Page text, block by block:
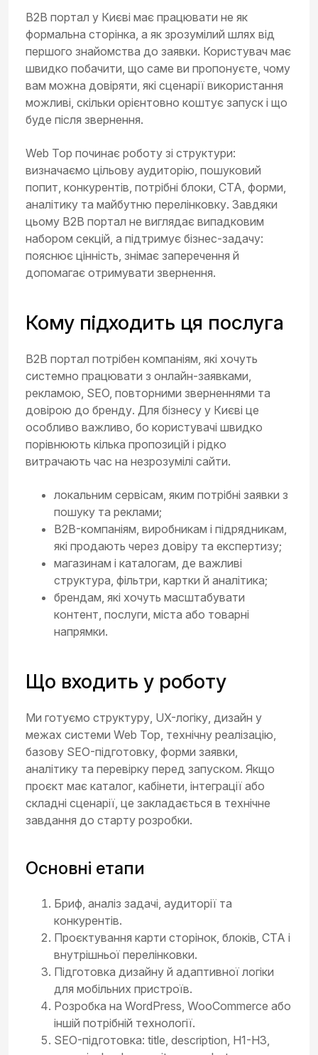
B2B портал у Києві має працювати не як
формальна сторінка, а як зрозумілий шлях від
першого знайомства до заявки. Користувач має
швидко побачити, що саме ви пропонуєте, чому
вам можна довіряти, які сценарії використання
можливі, скільки орієнтовно коштує запуск і що
буде після звернення.
Web Top починає роботу зі структури:
визначаємо цільову аудиторію, пошуковий
попит, конкурентів, потрібні блоки, CTA, форми,
аналітику та майбутню перелінковку. Завдяки
цьому B2B портал не виглядає випадковим
набором секцій, а підтримує бізнес-задачу:
пояснює цінність, знімає заперечення й
допомагає отримувати звернення.
Кому підходить ця послуга
B2B портал потрібен компаніям, які хочуть
системно працювати з онлайн-заявками,
рекламою, SEO, повторними зверненнями та
довірою до бренду. Для бізнесу у Києві це
особливо важливо, бо користувачі швидко
порівнюють кілька пропозицій і рідко
витрачають час на незрозумілі сайти.
локальним сервісам, яким потрібні заявки з
пошуку та реклами;
B2B-компаніям, виробникам і підрядникам,
які продають через довіру та експертизу;
магазинам і каталогам, де важливі
структура, фільтри, картки й аналітика;
брендам, які хочуть масштабувати
контент, послуги, міста або товарні
напрямки.
Що входить у роботу
Ми готуємо структуру, UX-логіку, дизайн у
межах системи Web Top, технічну реалізацію,
базову SEO-підготовку, форми заявки,
аналітику та перевірку перед запуском. Якщо
проєкт має каталог, кабінети, інтеграції або
складні сценарії, це закладається в технічне
завдання до старту розробки.
Основні етапи
Бриф, аналіз задачі, аудиторії та
конкурентів.
Проєктування карти сторінок, блоків, CTA і
внутрішньої перелінковки.
Підготовка дизайну й адаптивної логіки
для мобільних пристроїв.
Розробка на WordPress, WooCommerce або
іншій потрібній технології.
SEO-підготовка: title, description, H1-H3,